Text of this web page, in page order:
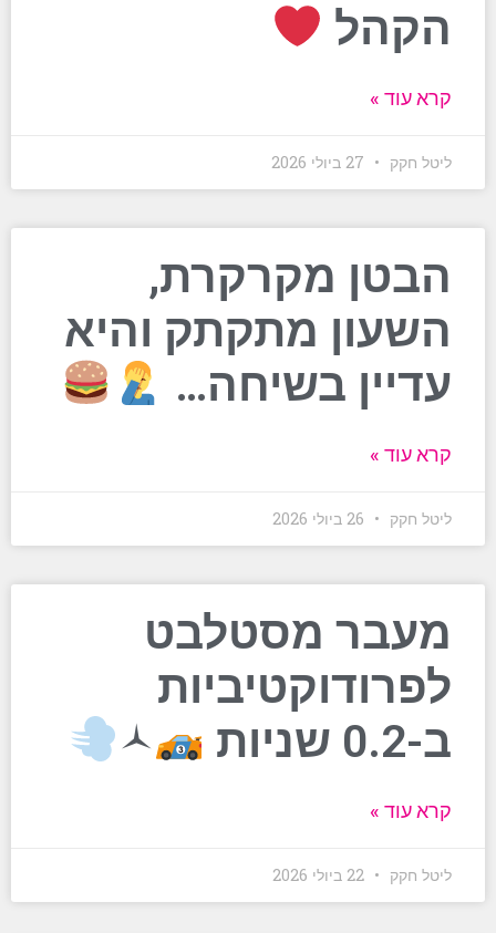
הקהל
קרא עוד »
ליטל חקק
הבטן מקרקרת,
השעון מתקתק והיא
עדיין בשיחה…
קרא עוד »
ליטל חקק
מעבר מסטלבט
לפרודוקטיביות
ב-0.2 שניות
‍🟀
קרא עוד »
ליטל חקק